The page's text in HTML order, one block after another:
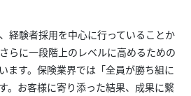
経験者採用を中心に行っていることか
らに一段階上のレベルに高めるための
ます。保険業界では「全員が勝ち組に
。お客様に寄り添った結果、成果に繋